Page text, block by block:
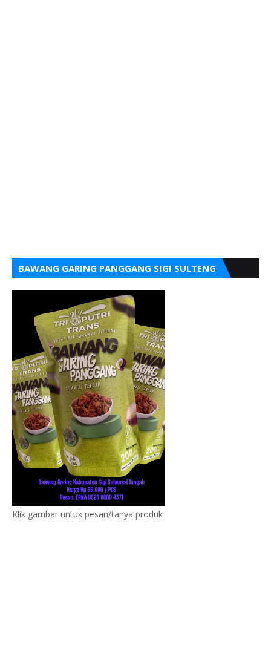
BAWANG GARING PANGGANG SIGI SULTENG
Klik gambar untuk pesan/tanya produk